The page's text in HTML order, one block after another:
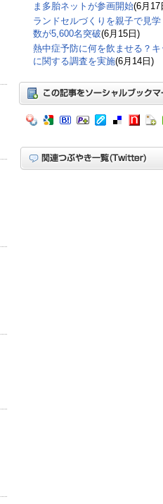
ま多胎ネットが参画開始(6月17
ランドセルづくりを親子で見
数が5,600名突破(6月15日)
熱中症予防に何を飲ませる？
に関する調査を実施(6月14日)